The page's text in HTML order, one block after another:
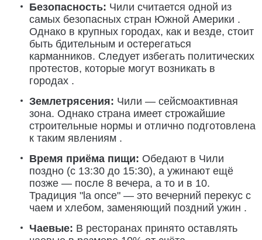
Безопасность: Чили считается одной из
самых безопасных стран Южной Америки .
Однако в крупных городах, как и везде, стоит
быть бдительным и остерегаться
карманников. Следует избегать политических
протестов, которые могут возникать в
городах .
Землетрясения: Чили — сейсмоактивная
зона. Однако страна имеет строжайшие
строительные нормы и отлично подготовлена
к таким явлениям .
Время приёма пищи: Обедают в Чили
поздно (с 13:30 до 15:30), а ужинают ещё
позже — после 8 вечера, а то и в 10.
Традиция "la once" — это вечерний перекус с
чаем и хлебом, заменяющий поздний ужин .
Чаевые: В ресторанах принято оставлять